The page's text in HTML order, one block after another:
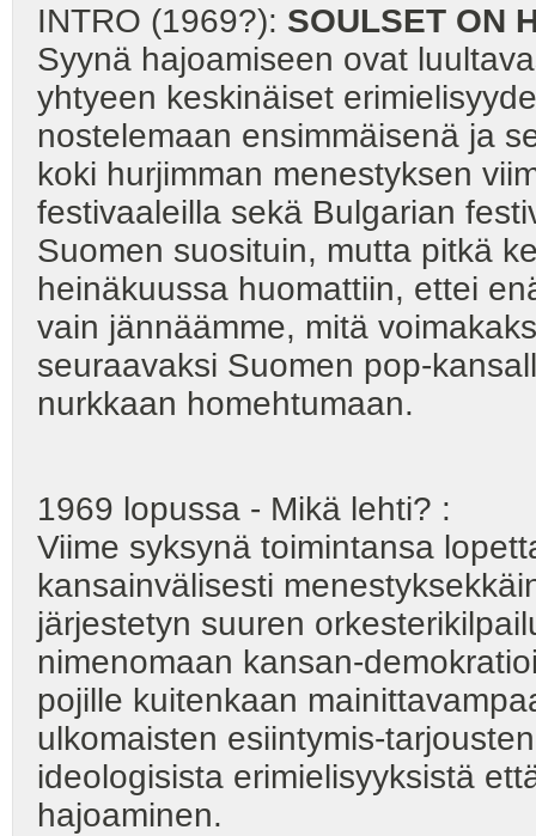
INTRO (1969?): SOULSET ON
Syynä hajoamiseen ovat
yhtyeen keskinäiset
nostelemaan ensimmäisenä ja
koki hurjimman menestyksen
festivaaleilla sekä Bulgarian
Suomen suosituin, mutta pitkä
heinäkuussa huomattiin, ettei
vain jännäämme, mitä
seuraavaksi Suomen pop-
nurkkaan homehtumaan.
1969 lopussa - Mikä lehti? :
Viime syksynä toimintansa
kansainvälisesti
järjestetyn suuren
nimenomaan kansan-
pojille kuitenkaan
ulkomaisten esiintymis-
ideologisista erimielisyyksistä
hajoaminen.